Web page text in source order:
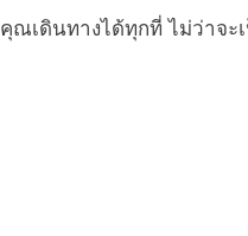
ณเดินทางได้ทุกที่ ไม่ว่าจะ